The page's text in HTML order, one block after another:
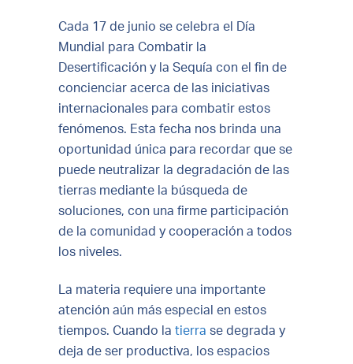
Cada 17 de junio se celebra el Día
Mundial para Combatir la
Desertificación y la Sequía con el fin de
concienciar acerca de las iniciativas
internacionales para combatir estos
fenómenos. Esta fecha nos brinda una
oportunidad única para recordar que se
puede neutralizar la degradación de las
tierras mediante la búsqueda de
soluciones, con una firme participación
de la comunidad y cooperación a todos
los niveles.
La materia requiere una importante
atención aún más especial en estos
tiempos. Cuando la tierra se degrada y
deja de ser productiva, los espacios